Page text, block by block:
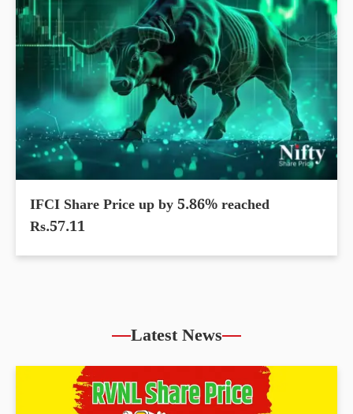
IFCI Share Price up by 5.86% reached
Rs.57.11
Latest News